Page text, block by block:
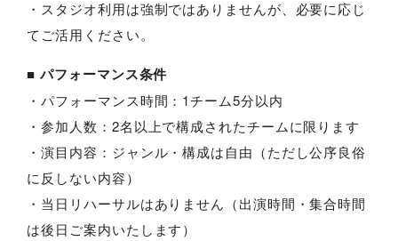
・スタジオ利用は強制ではありませんが、必要に応じ
てご活用ください。
■ パフォーマンス条件
・パフォーマンス時間：1チーム5分以内
・参加人数：2名以上で構成されたチームに限ります
・演目内容：ジャンル・構成は自由（ただし公序良俗
に反しない内容）
・当日リハーサルはありません（出演時間・集合時間
は後日ご案内いたします）